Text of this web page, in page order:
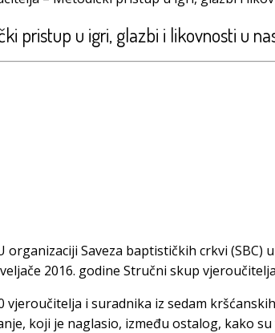
pristup u igri, glazbi i likovnosti u
organizaciji Saveza baptističkih crkvi (SBC)
2016. godine Stručni skup
i suradnika iz sedam
koji je naglasio, između ostalog, kako